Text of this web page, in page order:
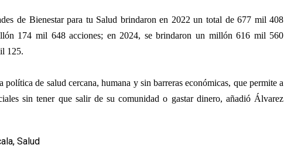
de Bienestar para tu Salud brindaron en 2022 un total de 677 mil 408
174 mil 648 acciones; en 2024, se brindaron un millón 616 mil 560
125.
de salud cercana, humana y sin barreras económicas, que permite a
sin tener que salir de su comunidad o gastar dinero, añadió Álvarez
, Salud